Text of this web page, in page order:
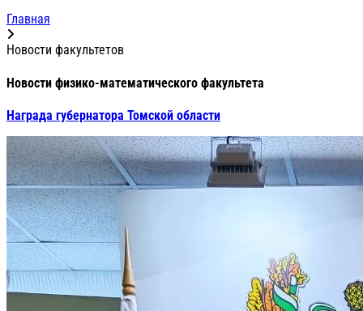
Главная
Новости факультетов
Новости физико-математического факультета
Награда губернатора Томской области